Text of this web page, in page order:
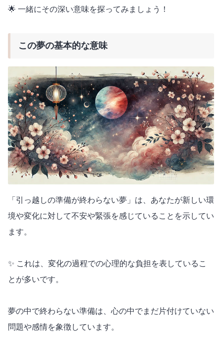
🌟 一緒にその深い意味を探ってみましょう！
この夢の基本的な意味
「引っ越しの準備が終わらない夢」は、あなたが新しい環
境や変化に対して不安や緊張を感じていることを示してい
ます。
✨ これは、変化の過程での心理的な負担を表しているこ
とが多いです。
夢の中で終わらない準備は、心の中でまだ片付けていない
問題や感情を象徴しています。